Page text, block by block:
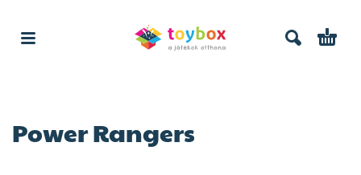
Power Rangers